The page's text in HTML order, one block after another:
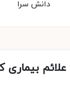
دانش سرا
بیماری